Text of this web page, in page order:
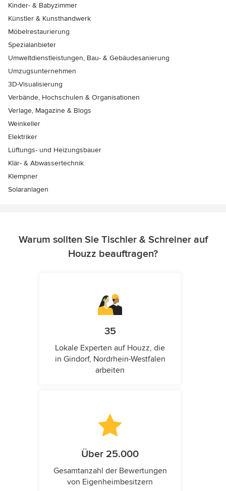
Kinder- & Babyzimmer
Künstler & Kunsthandwerk
Möbelrestaurierung
Spezialanbieter
Umweltdienstleistungen, Bau- & Gebäudesanierung
Umzugsunternehmen
3D-Visualisierung
Verbände, Hochschulen & Organisationen
Verlage, Magazine & Blogs
Weinkeller
Elektriker
Lüftungs- und Heizungsbauer
Klär- & Abwassertechnik
Klempner
Solaranlagen
Warum sollten Sie Tischler & Schreiner auf
Houzz beauftragen?
35
Lokale Experten auf Houzz, die
in Gindorf, Nordrhein-Westfalen
arbeiten
Über 25.000
Gesamtanzahl der Bewertungen
von Eigenheimbesitzern